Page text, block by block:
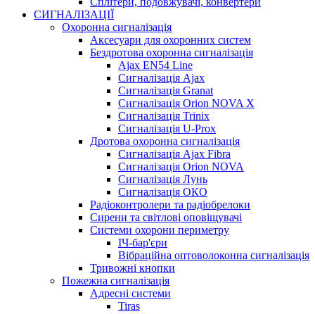
СИГНАЛІЗАЦІЇ
Охоронна сигналізація
Аксесуари для охоронних систем
Бездротова охоронна сигналізація
Ajax EN54 Line
Сигналізація Ajax
Сигналізація Granat
Сигналізація Orion NOVA X
Сигналізація Trinix
Сигналізація U-Prox
Дротова охоронна сигналізація
Сигналізація Ajax Fibra
Сигналізація Orion NOVA
Сигналізація Лунь
Сигналізація ОКО
Радіоконтролери та радіобрелоки
Сирени та світлові оповіщувачі
Системи охорони периметру
ІЧ-бар'єри
Вібраційна оптоволоконна сигналізація
Тривожні кнопки
Пожежна сигналізація
Адресні системи
Tiras